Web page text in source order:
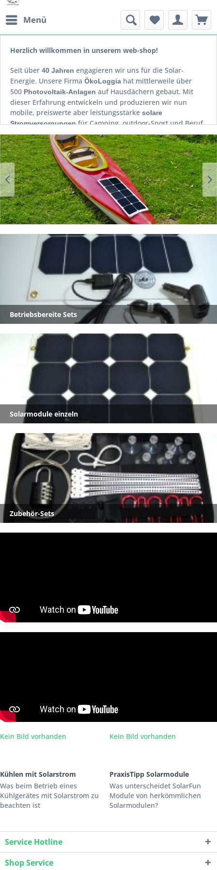
Menü
Betriebsbereite Sets
Zubehör-Sets
Solarmodule einzeln
Herzlich willkommen in unserem web-shop!
Seit über 40 Jahren engagieren wir uns für die Solar-
Energie. Unsere Firma ÖkoLoggia hat mittlerweile über
500 Photovoltaik-Anlagen auf Hausdächern gebaut. Mit
dieser Erfahrung entwickeln und produzieren wir nun
mobile, preiswerte aber leistungsstarke solare
Stromversorgungenfür Camping, outdoor-Sport und Beruf.
Wir liefernLadegeräte für
Smartphones,Stromversorgungen
fürKühlbox,LaptopundeMobilebis hin zu Systemen
fürKFZ,Wohnmobil,Caravan,BootundWochenend-Haus.
Alle unsere unsere Produkte sind auch für technische Laien
leicht zu benutzen-plug&play! FürSonderlösungenbei
ungewöhnlichen Einsatzgebieten sprechen Sie mich an! Der
shop wird ständig erweitert und noch sind einige Artikel
nicht online- schauen Sie öfter mal rein!.
Ihr Joachim Kreutzer alias Joe Solar
Kein Bild vorhanden
Kühlen mit Solarstrom
Was beim Betrieb eines
Kühlgerätes mit Solarstrom zu
beachten ist
Kein Bild vorhanden
PraxisTipp Solarmodule
Was unterscheidet SolarFun
Module von herkömmlichen
Solarmodulen?
Service Hotline
Shop Service